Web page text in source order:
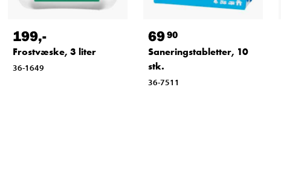
199,-
Frostvæske, 3 liter
36-1649
6990
Saneringstabletter, 10
stk.
36-7511